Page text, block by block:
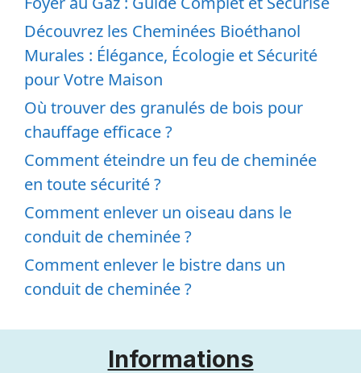
Découvrez les Cheminées Bioéthanol
Murales : Élégance, Écologie et Sécurité
pour Votre Maison
Où trouver des granulés de bois pour
chauffage efficace ?
Comment éteindre un feu de cheminée
en toute sécurité ?
Comment enlever un oiseau dans le
conduit de cheminée ?
Comment enlever le bistre dans un
conduit de cheminée ?
Informations